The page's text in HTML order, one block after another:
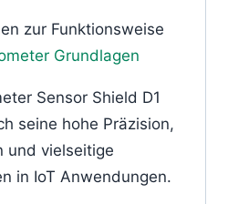
zur Funktionsweise
Grundlagen
Sensor Shield D1
seine hohe Präzision,
und vielseitige
in IoT Anwendungen.